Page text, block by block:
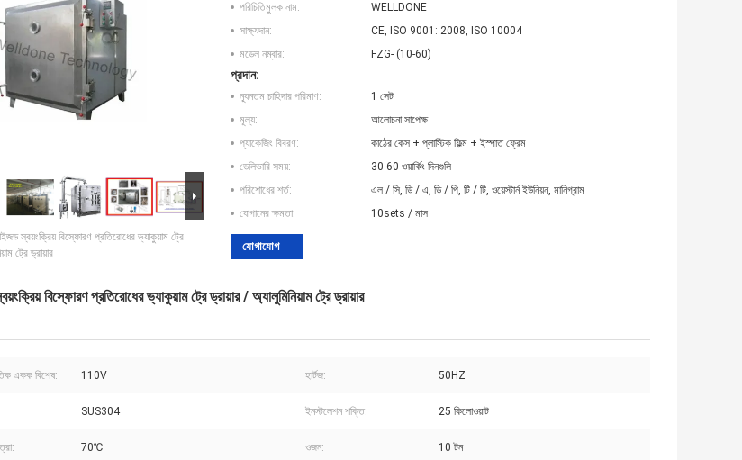
স্বয়ংক্রিয় বিস্ফোরণ প্রতিরোধের ভ্যাকুয়াম ট্রে
ট্রে ড্রায়ার
পরিচিতিমুলক নাম:
WELLDONE
সাক্ষ্যদান:
CE, ISO 9001: 2008, ISO 10004
মডেল নম্বার:
FZG- (10-60)
প্রদান:
ন্যূনতম চাহিদার পরিমাণ:
1 সেট
মূল্য:
আলোচনা সাপেক্ষ
প্যাকেজিং বিবরণ:
কাঠের কেস + প্লাস্টিক ফিল্ম + ইস্পাত ফ্রেম
ডেলিভারি সময়:
30-60 ওয়ার্কিং দিনগুলি
পরিশোধের শর্ত:
এল / সি, ডি / এ, ডি / পি, টি / টি, ওয়েস্টার্ন ইউনিয়ন, মানিগ্রাম
যোগানের ক্ষমতা:
10sets / মাস
যোগাযোগ
বিস্ফোরণ প্রতিরোধের ভ্যাকুয়াম ট্রে ড্রায়ার / অ্যালুমিনিয়াম ট্রে ড্রায়ার
একক বিশেষ: 110V হার্টজ: 50HZ
SUS304 ইনস্টলেশন শক্তি: 25 কিলোওয়াট
70℃ ওজন: 10 টন